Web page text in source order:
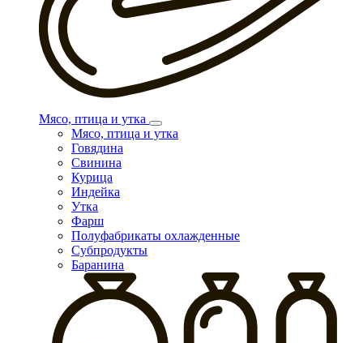
Мясо, птица и утка
Мясо, птица и утка
Говядина
Свинина
Курица
Индейка
Утка
Фарш
Полуфабрикаты охлажденные
Субпродукты
Баранина